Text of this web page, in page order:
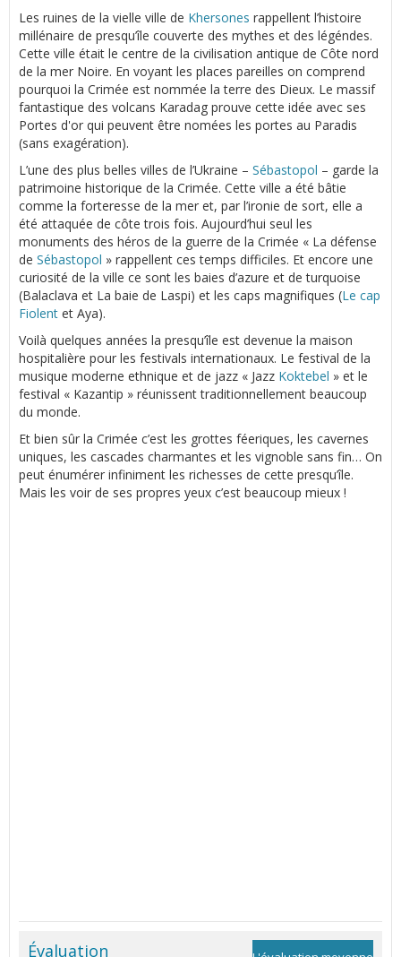
Les ruines de la vielle ville de Khersones rappellent l’histoire
millénaire de presqu’île couverte des mythes et des légéndes.
Cette ville était le centre de la civilisation antique de Côte nord
de la mer Noire. En voyant les places pareilles on comprend
pourquoi la Crimée est nommée la terre des Dieux. Le massif
fantastique des volcans Karadag prouve cette idée avec ses
Portes d'or qui peuvent être nomées les portes au Paradis
(sans exagération).
L’une des plus belles villes de l’Ukraine – Sébastopol – garde la
patrimoine historique de la Crimée. Cette ville a été bâtie
comme la forteresse de la mer et, par l’ironie de sort, elle a
été attaquée de côte trois fois. Aujourd’hui seul les
monuments des héros de la guerre de la Crimée « La défense
de Sébastopol » rappellent ces temps difficiles. Et encore une
curiosité de la ville ce sont les baies d’azure et de turquoise
(Balaclava et La baie de Laspi) et les caps magnifiques (Le cap
Fiolent et Aya).
Voilà quelques années la presqu’île est devenue la maison
hospitalière pour les festivals internationaux. Le festival de la
musique moderne ethnique et de jazz « Jazz Koktebel » et le
festival « Kazantip » réunissent traditionnellement beaucoup
du monde.
Et bien sûr la Crimée c’est les grottes féeriques, les cavernes
uniques, les cascades charmantes et les vignoble sans fin… On
peut énumérer infiniment les richesses de cette presqu’île.
Mais les voir de ses propres yeux c’est beaucoup mieux !
Évaluation